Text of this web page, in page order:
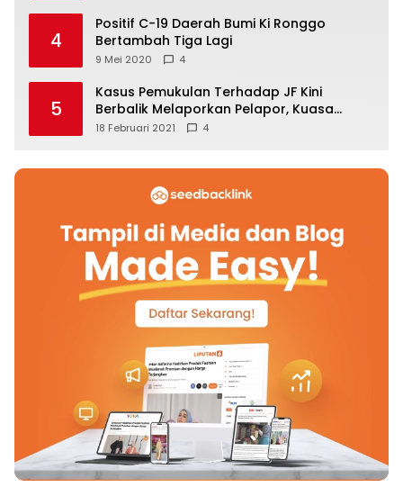
4
Positif C-19 Daerah Bumi Ki Ronggo
Bertambah Tiga Lagi
9 Mei 2020 4
5
Kasus Pemukulan Terhadap JF Kini
Berbalik Melaporkan Pelapor, Kuasa
Hukum Angkat Bicara
18 Februari 2021 4